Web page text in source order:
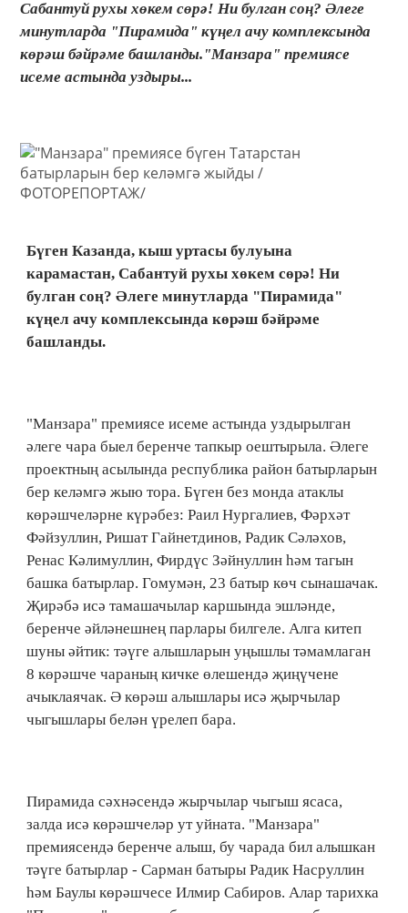
Сабантуй рухы хөкем сөрә! Ни булган соң? Әлеге
минутларда "Пирамида" күңел ачу комплексында
көрәш бәйрәме башланды."Манзара" премиясе
исеме астында уздыры...
Бүген Казанда, кыш уртасы булуына
карамастан, Сабантуй рухы хөкем сөрә! Ни
булган соң? Әлеге минутларда "Пирамида"
күңел ачу комплексында көрәш бәйрәме
башланды.
"Манзара" премиясе исеме астында уздырылган
әлеге чара быел беренче тапкыр оештырыла. Әлеге
проектның асылында республика район батырларын
бер келәмгә жыю тора. Бүген без монда атаклы
көрәшчеләрне күрәбез: Раил Нургалиев, Фәрхәт
Фәйзуллин, Ришат Гайнетдинов, Радик Сәләхов,
Ренас Кәлимуллин, Фирдүс Зәйнуллин һәм тагын
башка батырлар. Гомумән, 23 батыр көч сынашачак.
Җирәбә исә тамашачылар каршында эшләнде,
беренче әйләнешнең парлары билгеле. Алга китеп
шуны әйтик: тәүге алышларын уңышлы тәмамлаган
8 көрәшче чараның кичке өлешендә җиңүчене
ачыклаячак. Ә көрәш алышлары исә җырчылар
чыгышлары белән үрелеп бара.
Пирамида сәхнәсендә жырчылар чыгыш ясаса,
залда исә көрәшчеләр ут уйната. "Манзара"
премиясендә беренче алыш, бу чарада бил алышкан
тәүге батырлар - Сарман батыры Радик Насруллин
һәм Баулы көрәшчесе Илмир Сабиров. Алар тарихка